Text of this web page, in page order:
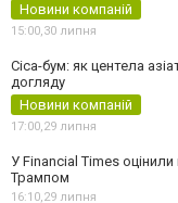
Новини компаній
15:00,30 липня
Cica-бум: як центела
догляду
Новини компаній
17:00,29 липня
У Financial Times
Трампом
16:10,29 липня